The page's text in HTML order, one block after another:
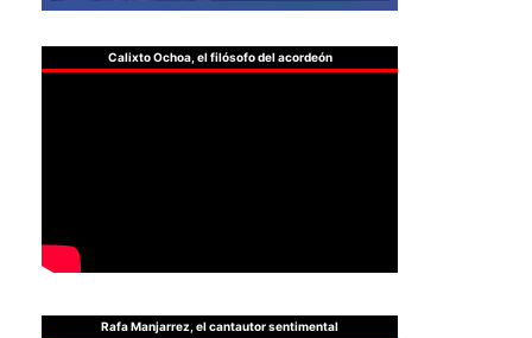
Calixto Ochoa, el filósofo del acordeón
Rafa Manjarrez, el cantautor sentimental